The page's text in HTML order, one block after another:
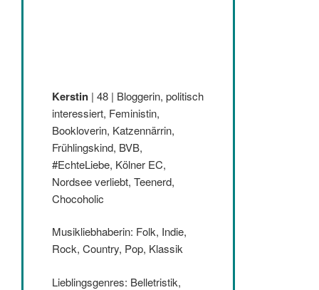
Kerstin | 48 | Bloggerin, politisch
interessiert, Feministin,
Bookloverin, Katzennärrin,
Frühlingskind, BVB,
#EchteLiebe, Kölner EC,
Nordsee verliebt, Teenerd,
Chocoholic
Musikliebhaberin: Folk, Indie,
Rock, Country, Pop, Klassik
Lieblingsgenres: Belletristik,